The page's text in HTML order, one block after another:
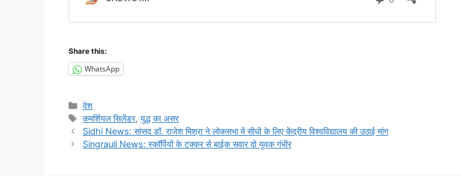
Share this:
WhatsApp
Categories
देश
Tags
कमर्शियल सिलेंडर,युद्ध का असर
Sidhi News: सांसद डॉ. राजेश मिश्रा ने लोकसभा में सीधी के लिए केंद्रीय विश्वविद्यालय की उठाई मांग
Singrauli News: स्कॉर्पियों के टक्कर से बाईक सवार दो युवक गंभीर